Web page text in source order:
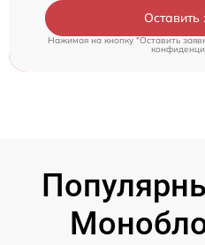
Оставить
Нажимая на кнопку "Оставить